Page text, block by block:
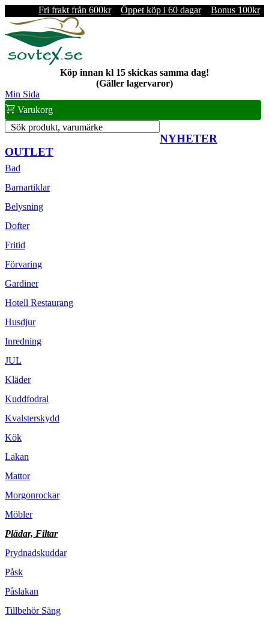
Fri frakt från 600kr Öppet köp i 60 dagar Bonus 100kr
Köp innan kl 15 skickas samma dag!
(Gäller lagervaror)
Min Sida
Varukorg
Sök produkt, varumärke
NYHETER
OUTLET
Bad
Barnartiklar
Belysning
Dofter
Fritid
Förvaring
Gardiner
Hotell Restaurang
Husdjur
Inredning
JUL
Kläder
Kuddfodral
Kvalsterskydd
Kök
Lakan
Mattor
Morgonrockar
Möbler
Plädar, Filtar
Prydnadskuddar
Påsk
Påslakan
Tillbehör Säng